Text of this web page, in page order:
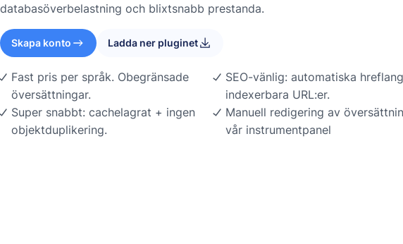
databasöverbelastning och blixtsnabb prestanda.
Skapa konto Ladda ner pluginet
Fast pris per språk. Obegränsade
översättningar.
Super snabbt: cachelagrat + ingen
objektduplikering.
SEO-vänlig: automatiska
indexerbara URL:er.
Manuell redigering av
vår instrumentpanel